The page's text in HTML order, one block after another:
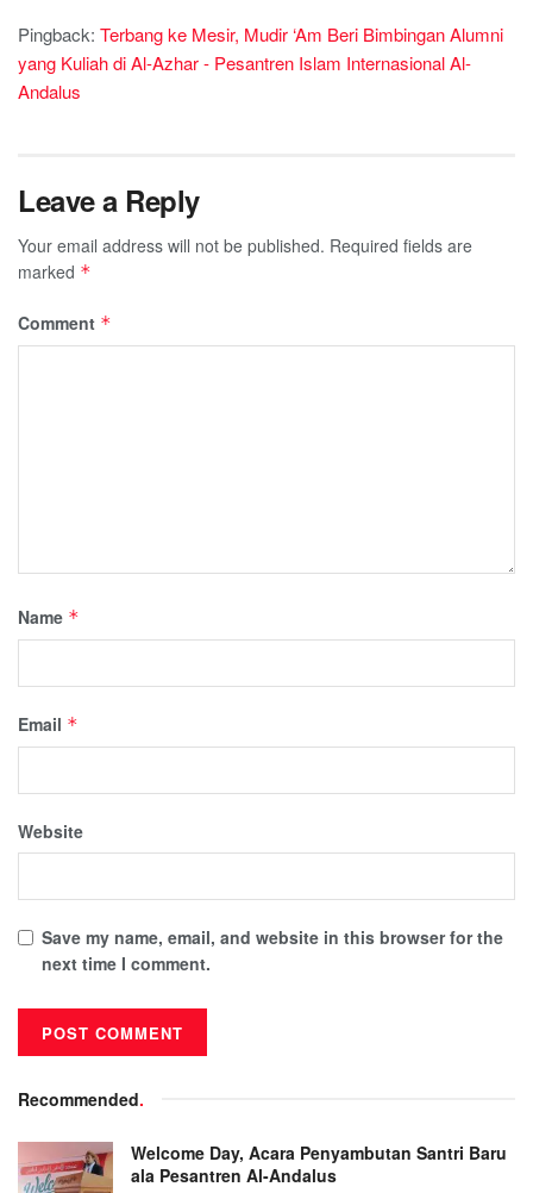
Pingback: Terbang ke Mesir, Mudir ‘Am Beri Bimbingan Alumni
yang Kuliah di Al-Azhar - Pesantren Islam Internasional Al-
Andalus
Leave a Reply
Your email address will not be published. Required fields are
marked *
Comment *
Name *
Email *
Website
Save my name, email, and website in this browser for the
next time I comment.
Recommended.
Welcome Day, Acara Penyambutan Santri Baru
ala Pesantren Al-Andalus